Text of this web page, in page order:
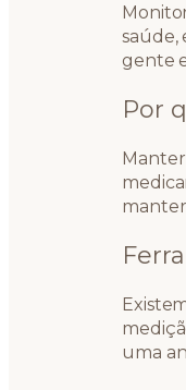
saúde,
gente
Por
uma